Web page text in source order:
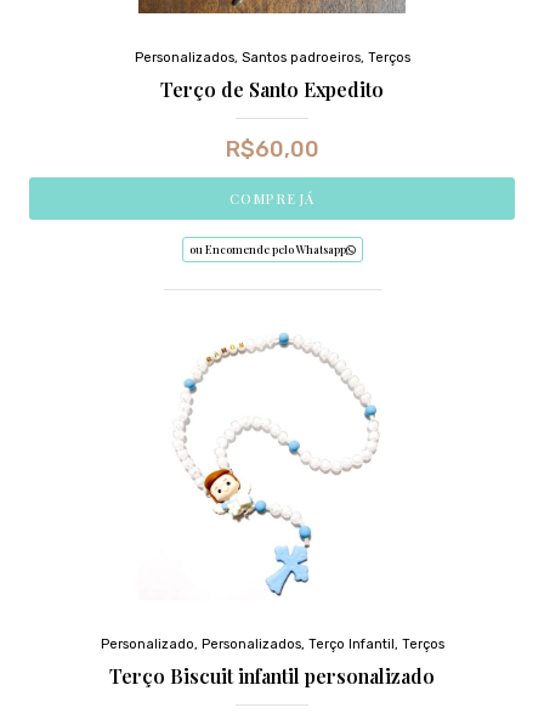
Personalizados, Santos padroeiros, Terços
Terço de Santo Expedito
R$60,00
COMPRE JÁ
ou Encomende pelo Whatsapp
Personalizado, Personalizados, Terço Infantil, Terços
Terço Biscuit infantil personalizado